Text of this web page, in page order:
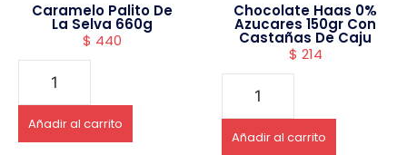
Caramelo Palito De
La Selva 660g
$ 440
Añadir al carrito
Chocolate Haas 0%
Azucares 150gr Con
Castañas De Caju
$ 214
Añadir al carrito